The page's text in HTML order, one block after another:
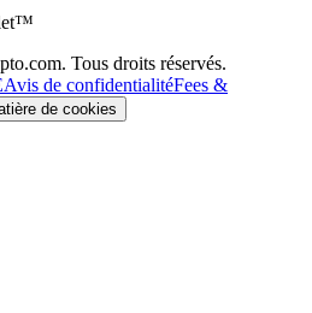
Tous droits réservés.
Avis de confidentialitéFees &
de cookies